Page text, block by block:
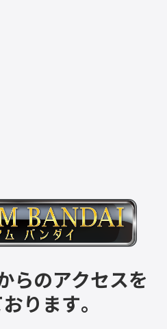
らのアクセスを
ります。